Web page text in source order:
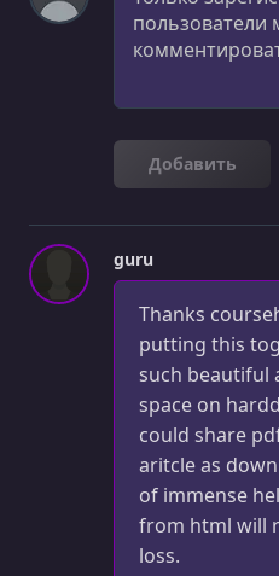
Добавить
guru
Thanks
putting this
such beautiful
space on
could share
aritcle as
of immense
from html will
loss.